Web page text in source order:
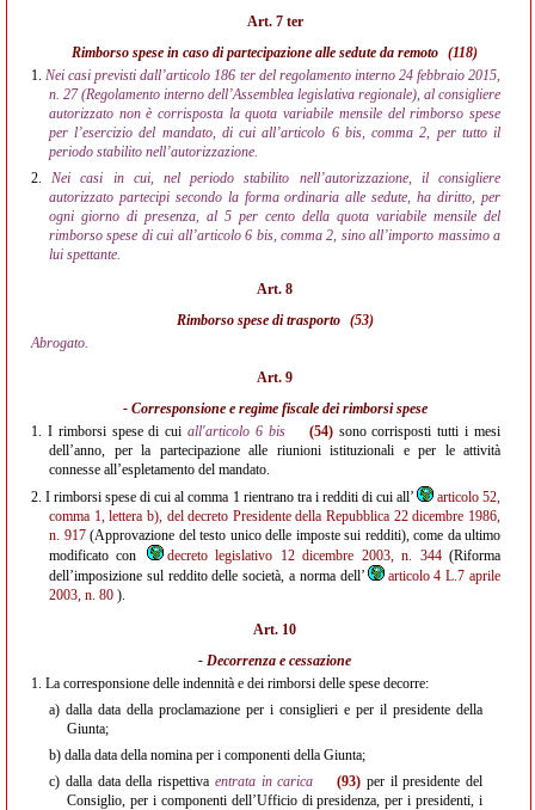
Art. 7 ter
Rimborso spese in caso di partecipazione alle sedute da remoto (118)
1.Nei casi previsti dall’articolo 186 ter del regolamento interno 24 febbraio 2015,
n. 27 (Regolamento interno dell’Assemblea legislativa regionale), al consigliere
autorizzato non è corrisposta la quota variabile mensile del rimborso spese
per l’esercizio del mandato, di cui all’articolo 6 bis, comma 2, per tutto il
periodo stabilito nell’autorizzazione.
2.Nei casi in cui, nel periodo stabilito nell’autorizzazione, il consigliere
autorizzato partecipi secondo la forma ordinaria alle sedute, ha diritto, per
ogni giorno di presenza, al 5 per cento della quota variabile mensile del
rimborso spese di cui all’articolo 6 bis, comma 2, sino all’importo massimo a
lui spettante.
Art. 8
Rimborso spese di trasporto (53)
Abrogato.
Art. 9
- Corresponsione e regime fiscale dei rimborsi spese
1. I rimborsi spese di cuiall'articolo 6 bis (54)sono corrisposti tutti i mesi
dell’anno, per la partecipazione alle riunioni istituzionali e per le attività
connesse all’espletamento del mandato.
2. I rimborsi spese di cui al comma 1 rientrano tra i redditi di cui all’
articolo 52,
comma 1, lettera b), del decreto Presidente della Repubblica 22 dicembre 1986,
n. 917(Approvazione del testo unico delle imposte sui redditi), come da ultimo
modificato con
decreto legislativo 12 dicembre 2003, n. 344(Riforma
dell’imposizione sul reddito delle società, a norma dell’
articolo 4 L.7 aprile
2003, n. 80 ).
Art. 10
- Decorrenza e cessazione
1. La corresponsione delle indennità e dei rimborsi delle spese decorre:
a) dalla data della proclamazione per i consiglieri e per il presidente della
Giunta;
b) dalla data della nomina per i componenti della Giunta;
c) dalla data della rispettiva entrata in carica (93) per il presidente del
Consiglio, per i componenti dell’Ufficio di presidenza, per i presidenti, i